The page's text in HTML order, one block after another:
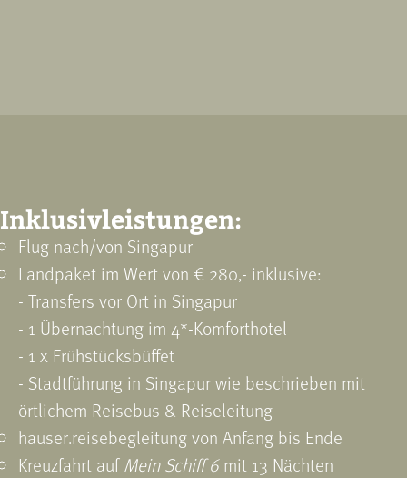
Inklusivleistungen:
Flug nach/von Singapur
Landpaket im Wert von € 280,- inklusive:
- Transfers vor Ort in Singapur
- 1 Übernachtung im 4*-Komforthotel
- 1 x Frühstücksbüffet
- Stadtführung in Singapur wie beschrieben mit
örtlichem Reisebus & Reiseleitung
hauser.reisebegleitung von Anfang bis Ende
Kreuzfahrt aufMein Schiff 6mit 13 Nächten